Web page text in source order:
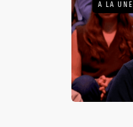
A LA UNE